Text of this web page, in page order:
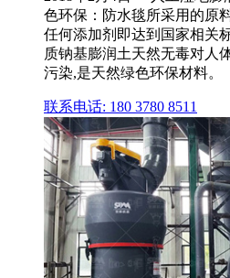
色环保：防水毯所采用的原
任何添加剂即达到国家相关
质钠基膨润土天然无毒对人
污染,是天然绿色环保材料。
联系电话: 180 3780 8511